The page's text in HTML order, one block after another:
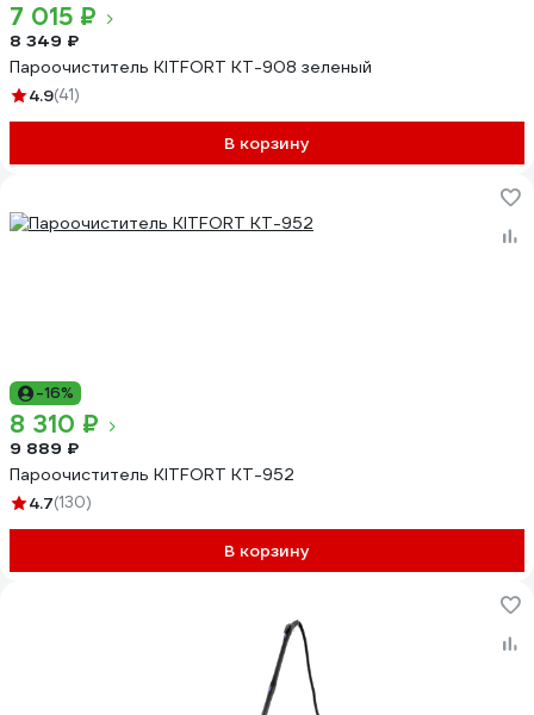
7 015 ₽
8 349 ₽
Пароочиститель KITFORT КТ-908 зеленый
4.9(41)
В корзину
-16%
8 310 ₽
9 889 ₽
Пароочиститель KITFORT КТ-952
4.7(130)
В корзину